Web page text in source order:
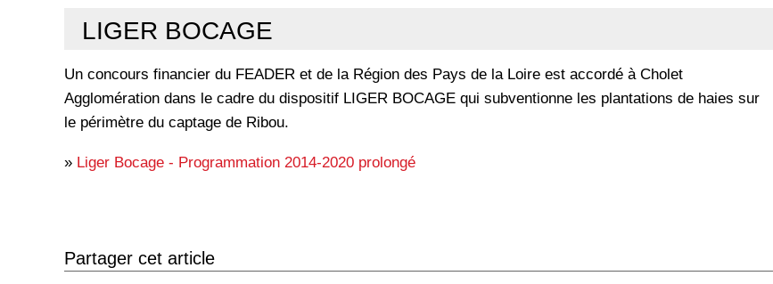
LIGER BOCAGE
Un concours financier du FEADER et de la Région des Pays de la Loire est accordé à Cholet
Agglomération dans le cadre du dispositif LIGER BOCAGE qui subventionne les plantations de haies sur
le périmètre du captage de Ribou.
» Liger Bocage - Programmation 2014-2020 prolongé
Partager cet article